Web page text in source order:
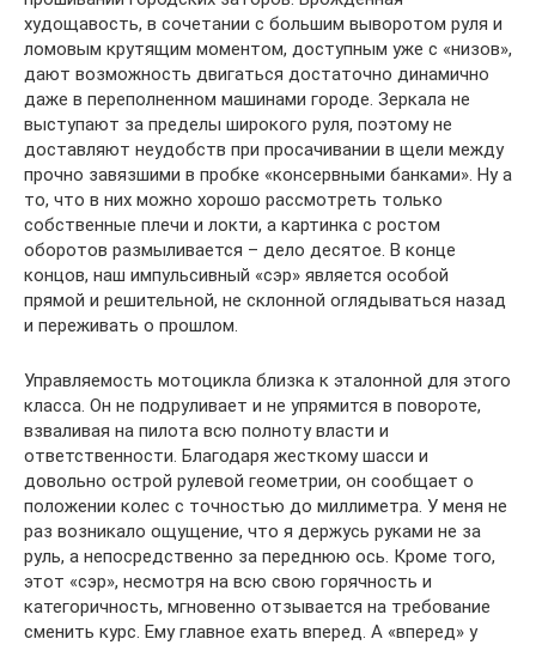
худощавость, в сочетании с большим выворотом руля и
ломовым крутящим моментом, доступным уже с «низов»,
дают возможность двигаться достаточно динамично
даже в переполненном машинами городе. Зеркала не
выступают за пределы широкого руля, поэтому не
доставляют неудобств при просачивании в щели между
прочно завязшими в пробке «консервными банками». Ну а
то, что в них можно хорошо рассмотреть только
собственные плечи и локти, а картинка с ростом
оборотов размыливается – дело десятое. В конце
концов, наш импульсивный «сэр» является особой
прямой и решительной, не склонной оглядываться назад
и переживать о прошлом.
Управляемость мотоцикла близка к эталонной для этого
класса. Он не подруливает и не упрямится в повороте,
взваливая на пилота всю полноту власти и
ответственности. Благодаря жесткому шасси и
довольно острой рулевой геометрии, он сообщает о
положении колес с точностью до миллиметра. У меня не
раз возникало ощущение, что я держусь руками не за
руль, а непосредственно за переднюю ось. Кроме того,
этот «сэр», несмотря на всю свою горячность и
категоричность, мгновенно отзывается на требование
сменить курс. Ему главное ехать вперед. А «вперед» у